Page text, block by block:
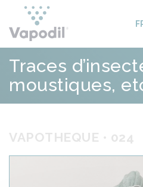
Traces
moustiques,
VAPOTHEQUE • 024